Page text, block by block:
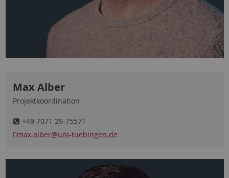
Max Alber
Projektkoordination
+49 7071 29-75571
max.alber@uni-tuebingen.de